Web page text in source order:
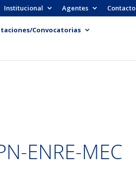
Institucional Agentes Contacto
Convocatorias
ENRE-MEC